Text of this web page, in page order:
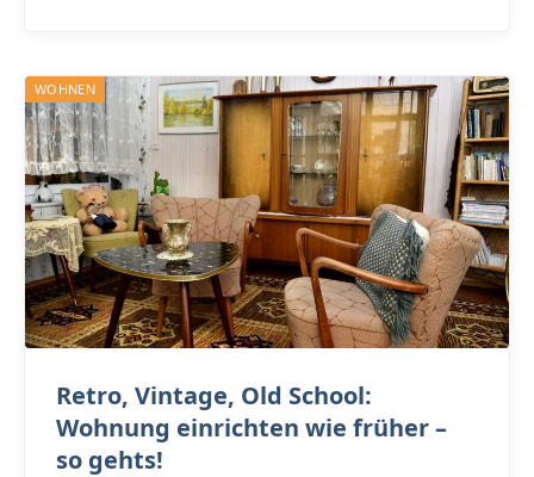
WOHNEN
Retro, Vintage, Old School:
Wohnung einrichten wie früher –
so gehts!